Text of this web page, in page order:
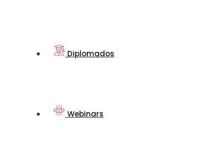
Diplomados
Webinars